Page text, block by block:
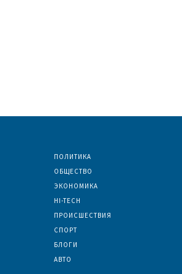
ПОЛИТИКА
ОБЩЕСТВО
ЭКОНОМИКА
HI-TECH
ПРОИСШЕСТВИЯ
СПОРТ
БЛОГИ
АВТО